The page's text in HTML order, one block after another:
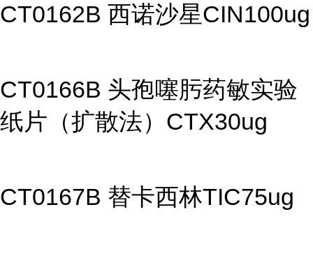
CT0162B 西诺沙星CIN100ug
CT0166B 头孢噻肟药敏实验
纸片（扩散法）CTX30ug
CT0167B 替卡西林TIC75ug